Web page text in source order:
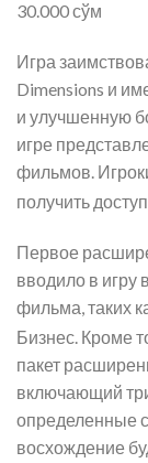
30.000сўм
Игра
Dimensions и
и улучшенную
игре
фильмов.
получить
Первое
вводило в
фильма, таких
Бизнес. Кроме
пакет
включающий
определенные
восхождение